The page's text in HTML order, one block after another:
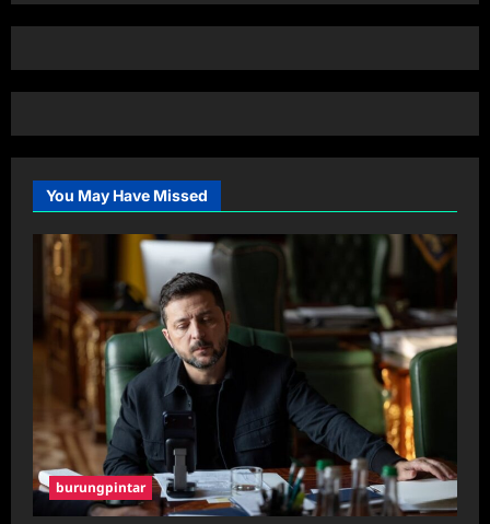
You May Have Missed
burungpintar